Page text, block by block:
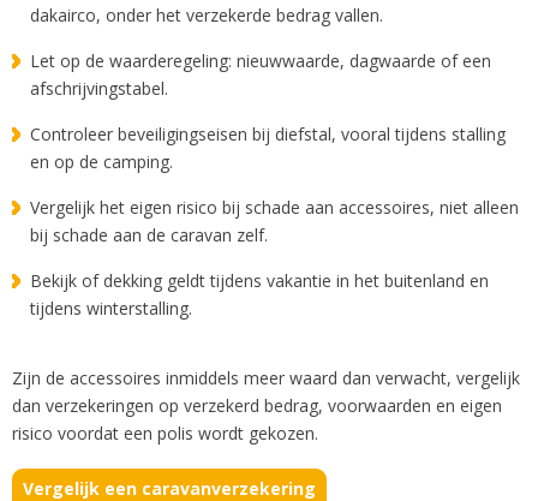
dakairco, onder het verzekerde bedrag vallen.
Let op de waarderegeling: nieuwwaarde, dagwaarde of een
afschrijvingstabel.
Controleer beveiligingseisen bij diefstal, vooral tijdens stalling
en op de camping.
Vergelijk het eigen risico bij schade aan accessoires, niet alleen
bij schade aan de caravan zelf.
Bekijk of dekking geldt tijdens vakantie in het buitenland en
tijdens winterstalling.
Zijn de accessoires inmiddels meer waard dan verwacht, vergelijk
dan verzekeringen op verzekerd bedrag, voorwaarden en eigen
risico voordat een polis wordt gekozen.
Vergelijk een caravanverzekering